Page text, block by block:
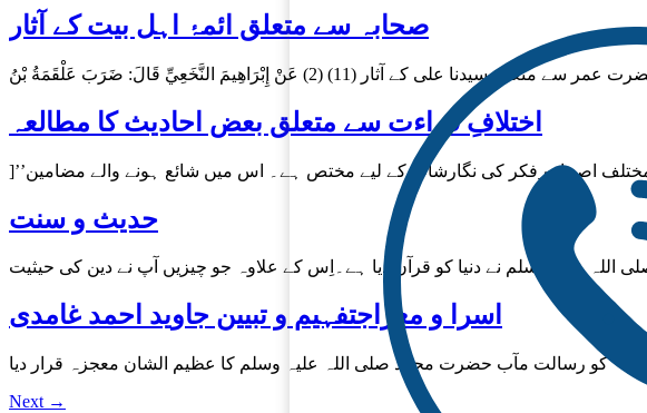
صحابہ سے متعلق ائمۂ اہل بیت کے آثار
اختلافِ قراءت سے متعلق بعض احادیث کا مطالعہ
حدیث و سنت
اسرا و معراجتفہیم و تبیین جاوید احمد غامدی
Next →